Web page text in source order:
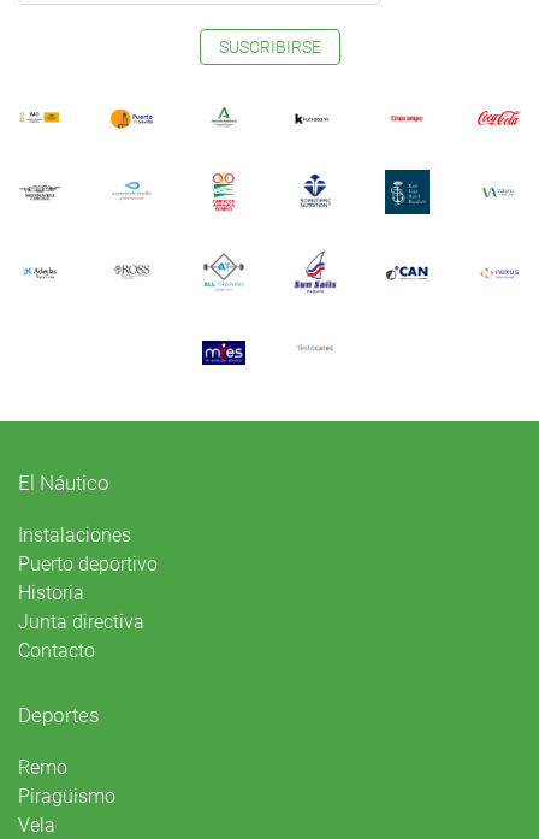
SUSCRIBIRSE
El Náutico
Instalaciones
Puerto deportivo
Historia
Junta directiva
Contacto
Deportes
Remo
Piragüismo
Vela